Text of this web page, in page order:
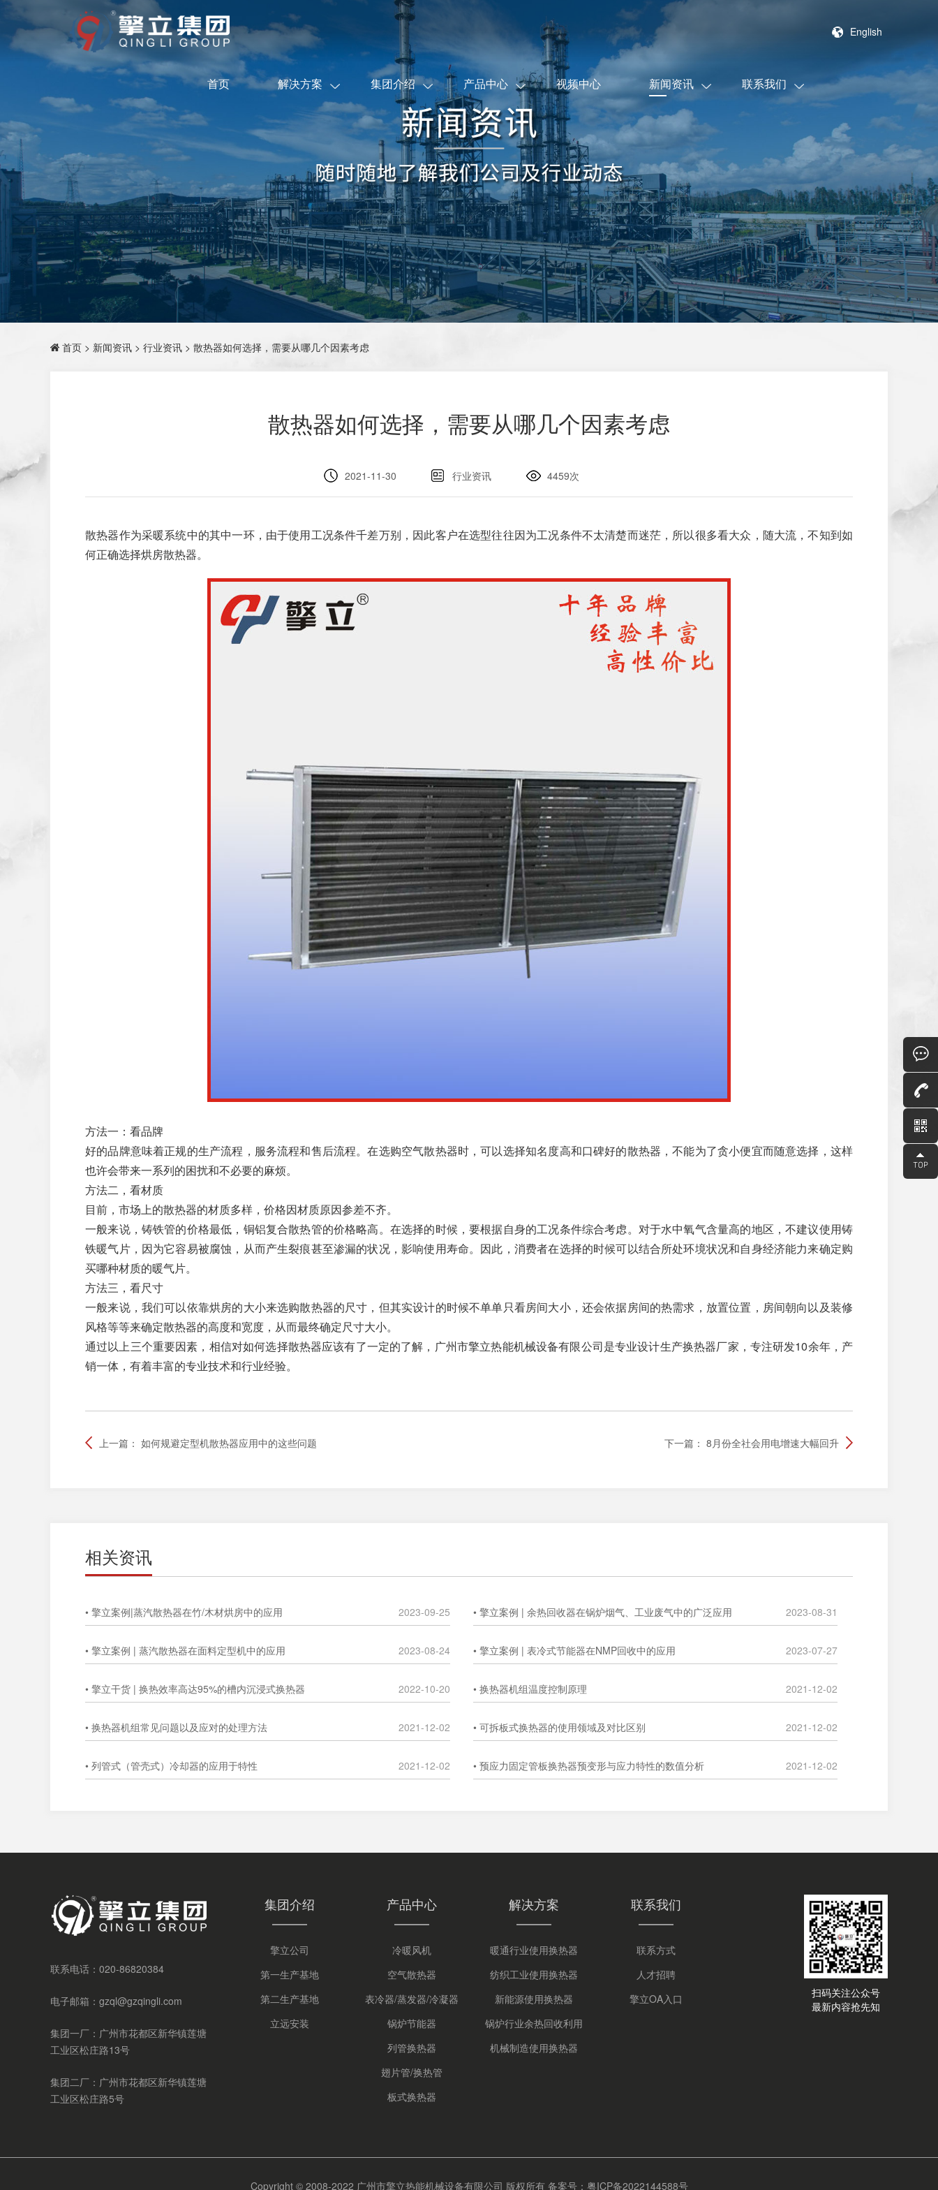
English
首页 解决方案 集团介绍 产品中心 视频中心 新闻资讯 联系我们
首页 > 新闻资讯 > 行业资讯 > 散热器如何选择，需要从哪几个因素考虑
散热器如何选择，需要从哪几个因素考虑
2021-11-30 行业资讯 4459次
散热器作为采暖系统中的其中一环，由于使用工况条件千差万别，因此客户在选型往往因为工况条件不太清楚而迷茫，所以很多看大众，随大流，不知到如
何正确选择烘房散热器。
方法一：看品牌
好的品牌意味着正规的生产流程，服务流程和售后流程。在选购空气散热器时，可以选择知名度高和口碑好的散热器，不能为了贪小便宜而随意选择，这样
也许会带来一系列的困扰和不必要的麻烦。
方法二，看材质
目前，市场上的散热器的材质多样，价格因材质原因参差不齐。
一般来说，铸铁管的价格最低，铜铝复合散热管的价格略高。在选择的时候，要根据自身的工况条件综合考虑。对于水中氧气含量高的地区，不建议使用铸
铁暖气片，因为它容易被腐蚀，从而产生裂痕甚至渗漏的状况，影响使用寿命。因此，消费者在选择的时候可以结合所处环境状况和自身经济能力来确定购
买哪种材质的暖气片。
方法三，看尺寸
一般来说，我们可以依靠烘房的大小来选购散热器的尺寸，但其实设计的时候不单单只看房间大小，还会依据房间的热需求，放置位置，房间朝向以及装修
风格等等来确定散热器的高度和宽度，从而最终确定尺寸大小。
通过以上三个重要因素，相信对如何选择散热器应该有了一定的了解，广州市擎立热能机械设备有限公司是专业设计生产换热器厂家，专注研发10余年，产
销一体，有着丰富的专业技术和行业经验。
上一篇： 如何规避定型机散热器应用中的这些问题 下一篇： 8月份全社会用电增速大幅回升
相关资讯
• 擎立案例|蒸汽散热器在竹/木材烘房中的应用 2023-09-25 • 擎立案例 | 余热回收器在锅炉烟气、工业废气中的广泛应用 2023-08-31
• 擎立案例 | 蒸汽散热器在面料定型机中的应用 2023-08-24 • 擎立案例 | 表冷式节能器在NMP回收中的应用 2023-07-27
• 擎立干货 | 换热效率高达95%的槽内沉浸式换热器 2022-10-20 • 换热器机组温度控制原理 2021-12-02
• 换热器机组常见问题以及应对的处理方法 2021-12-02 • 可拆板式换热器的使用领域及对比区别 2021-12-02
• 列管式（管壳式）冷却器的应用于特性 2021-12-02 • 预应力固定管板换热器预变形与应力特性的数值分析 2021-12-02
联系电话： 020-86820384
电子邮箱： gzql@gzqingli.com
集团一厂：广州市花都区新华镇莲塘
工业区松庄路13号
集团二厂：广州市花都区新华镇莲塘
工业区松庄路5号
集团介绍
擎立公司
第一生产基地
第二生产基地
立远安装
产品中心
冷暖风机
空气散热器
表冷器/蒸发器/冷凝器
锅炉节能器
列管换热器
翅片管/换热管
板式换热器
解决方案
暖通行业使用换热器
纺织工业使用换热器
新能源使用换热器
锅炉行业余热回收利用
机械制造使用换热器
联系我们
联系方式
人才招聘
擎立OA入口
扫码关注公众号
最新内容抢先知
Copyright © 2008-2022 广州市擎立热能机械设备有限公司 版权所有 备案号：粤ICP备2022144588号